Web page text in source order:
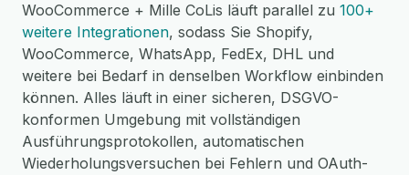
WooCommerce + Mille CoLis läuft parallel zu 100+
weitere Integrationen, sodass Sie Shopify,
WooCommerce, WhatsApp, FedEx, DHL und
weitere bei Bedarf in denselben Workflow einbinden
können. Alles läuft in einer sicheren, DSGVO-
konformen Umgebung mit vollständigen
Ausführungsprotokollen, automatischen
Wiederholungsversuchen bei Fehlern und OAuth-